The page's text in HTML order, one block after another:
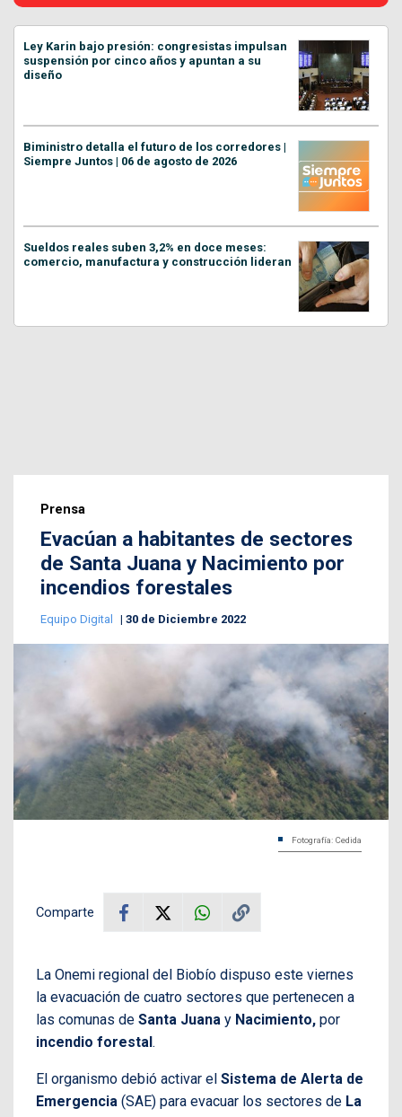
Ley Karin bajo presión: congresistas impulsan
suspensión por cinco años y apuntan a su
diseño
Biministro detalla el futuro de los corredores |
Siempre Juntos | 06 de agosto de 2026
Sueldos reales suben 3,2% en doce meses:
comercio, manufactura y construcción lideran
Prensa
Evacúan a habitantes de sectores
de Santa Juana y Nacimiento por
incendios forestales
Equipo Digital 30 de Diciembre 2022
Fotografía: Cedida
Comparte
La Onemi regional del Biobío dispuso este viernes
la evacuación de cuatro sectores que pertenecen a
las comunas de Santa Juana y Nacimiento, por
incendio forestal .
El organismo debió activar el Sistema de Alerta de
Emergencia (SAE) para evacuar los sectores de La